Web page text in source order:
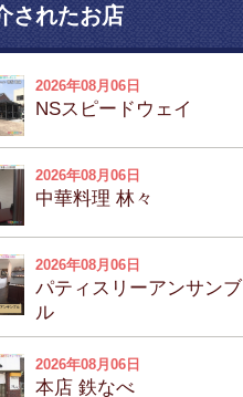
されたお店
2026年08月06日
NSスピードウェイ
2026年08月06日
中華料理 林々
2026年08月06日
パティスリーアンサンブ
ル
2026年08月06日
本店 鉄なべ